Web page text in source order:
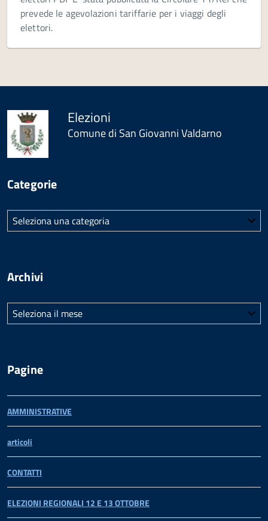
prevede le agevolazioni tariffarie per i viaggi degli
elettori.
Elezioni
Comune di San Giovanni Valdarno
Categorie
Categorie
Archivi
Archivi
Pagine
AMMINISTRATIVE
articoli
CONTATTI
ELEZIONI REGIONALI 12 E 13 OTTOBRE